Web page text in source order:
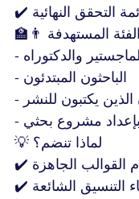
التحقق النهائية
👨‍🏫 الفئة المستهدفة
والدكتوراه
- الباحثون المبتدئون
الذين يكتبون للنشر
مشروع بحثي
💡 لماذا تنضم؟
القوالب الجاهزة
التنسيق الشائعة